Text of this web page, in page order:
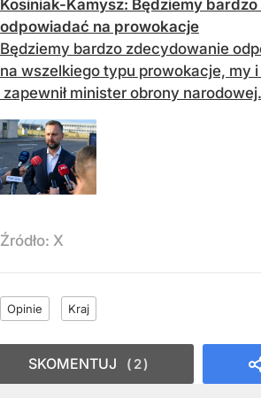
Kosiniak-Kamysz: Będziemy
odpowiadać na prowokacje
Będziemy bardzo zdecydowanie
na wszelkiego typu prowokacje, my
zapewnił minister obrony narodowej.
Źródło: X
Opinie Kraj
SKOMENTUJ 2